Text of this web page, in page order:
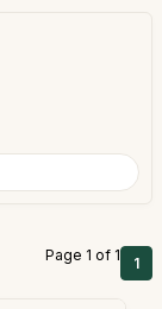
Page 1 of 1 1